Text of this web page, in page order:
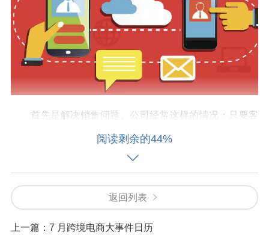
首先是解决销售问题。公司经常这样的情况：只要客
户方的电话的商品来，公司乱成了一锅粥这里马上，但直
到最后客户还是常常无法分辨是否交付。收集有用的信息
太久，更不要说有的分行的股票，一些分支断货，不能及
时补充，以响应客户的效率太低，大量的经销商认为，失
去了很多客户，销售收入显著的影响。生产出更多，极大
的商业投资，库存压力大;产量较少，显然不能满足需求。
阅读剩余的44%
返回列表
上一篇： 7 月跨境电商大事件日历